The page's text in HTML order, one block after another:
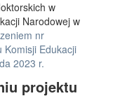
w
Narodowej w
nr
Komisji Edukacji
2023 r.
projektu